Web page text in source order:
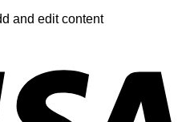
and edit content